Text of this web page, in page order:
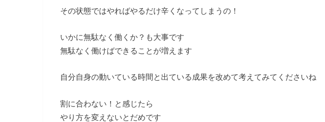
その状態ではやればやるだけ辛くなってしまうの！
いかに無駄なく働くか？も大事です
無駄なく働けばできることが増えます
自分自身の動いている時間と出ている成果を改めて考えてみてくださいね
割に合わない！と感じたら
やり方を変えないとだめです